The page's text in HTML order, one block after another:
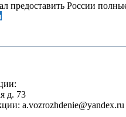
России
д. 73
a.vozrozhdenie@yandex.ru